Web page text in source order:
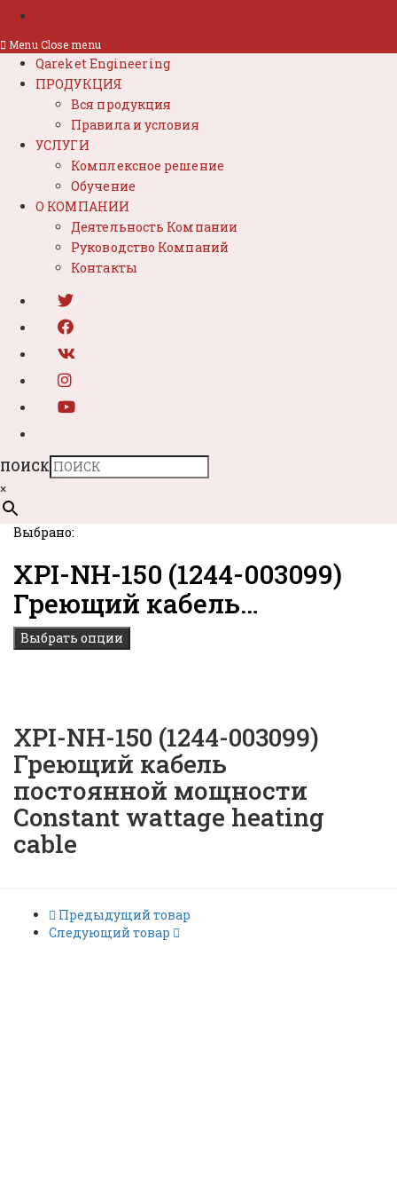
Menu Close menu
Qareket Engineering
ПРОДУКЦИЯ
Вся продукция
Правила и условия
УСЛУГИ
Комплексное решение
Обучение
О КОМПАНИИ
Деятельность Компании
Руководство Компаний
Контакты
ПОИСК
×
Выбрано:
XPI-NH-150 (1244-003099)
Греющий кабель…
Выбрать опции
XPI-NH-150 (1244-003099)
Греющий кабель
постоянной мощности
Constant wattage heating
cable
Предыдущий товар
Следующий товар